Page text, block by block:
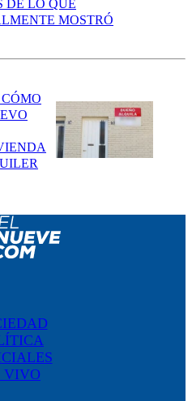
DE LO QUE
MOSTRÓ
VIVO